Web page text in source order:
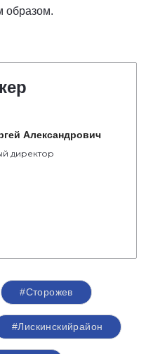
образом.
Александрович
директор
#Сторожев
#Лискинскийрайон